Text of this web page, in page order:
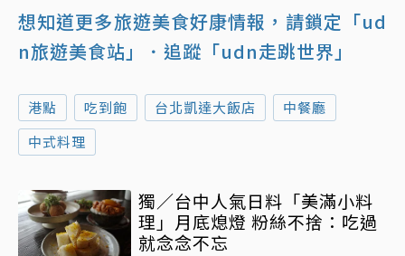
想知道更多旅遊美食好康情報，請鎖定「ud
n旅遊美食站」
．追蹤「udn走跳世界」
港點 吃到飽 台北凱達大飯店
中餐廳
中式料理
獨／台中人氣日料「美滿小料
理」月底熄燈 粉絲不捨：吃過
就念念不忘